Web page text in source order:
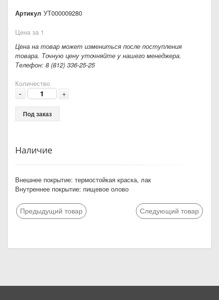
Артикул УТ000009280
Цена за 1
Цена на товар может измениться после поступления
товара. Точную цену уточняйте у нашего менеджера.
Телефон: 8 (812) 336-25-25
Количество
- +
Под заказ
Наличие
Внешнее покрытие: термостойкая краска, лак
Внутреннее покрытие: пищевое олово
Предыдущий товар Следующий товар